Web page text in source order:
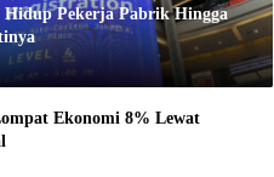
Hidup Pekerja Pabrik Hingga
Ekonomi 8% Lewat